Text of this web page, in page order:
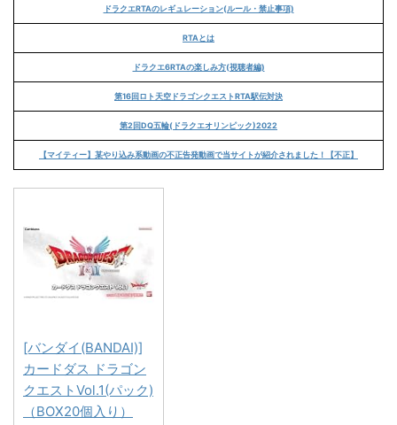
ドラクエRTAのレギュレーション(ルール・禁止事項)
RTAとは
ドラクエ6RTAの楽しみ方(視聴者編)
第16回ロト天空ドラゴンクエストRTA駅伝対決
第2回DQ五輪(ドラクエオリンピック)2022
【マイティー】某やり込み系動画の不正告発動画で当サイトが紹介されました！【不正】
[バンダイ(BANDAI)]
カードダス ドラゴン
クエストVol.1(パック)
（BOX20個入り）